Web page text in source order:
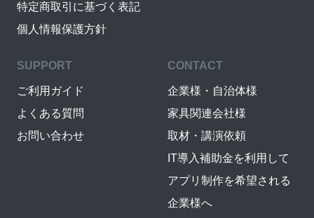
特定商取引に基づく表記
個人情報保護方針
SUPPORT
ご利用ガイド
よくある質問
お問い合わせ
CONTACT
企業様・自治体様
家具関連会社様
取材・講演依頼
IT導入補助金を利用して
アプリ制作を希望される
企業様へ